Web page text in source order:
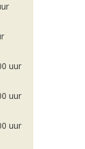
uur
uur
uur